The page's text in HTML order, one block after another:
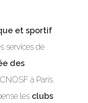
et sportif
services de
des
à Paris.
les clubs